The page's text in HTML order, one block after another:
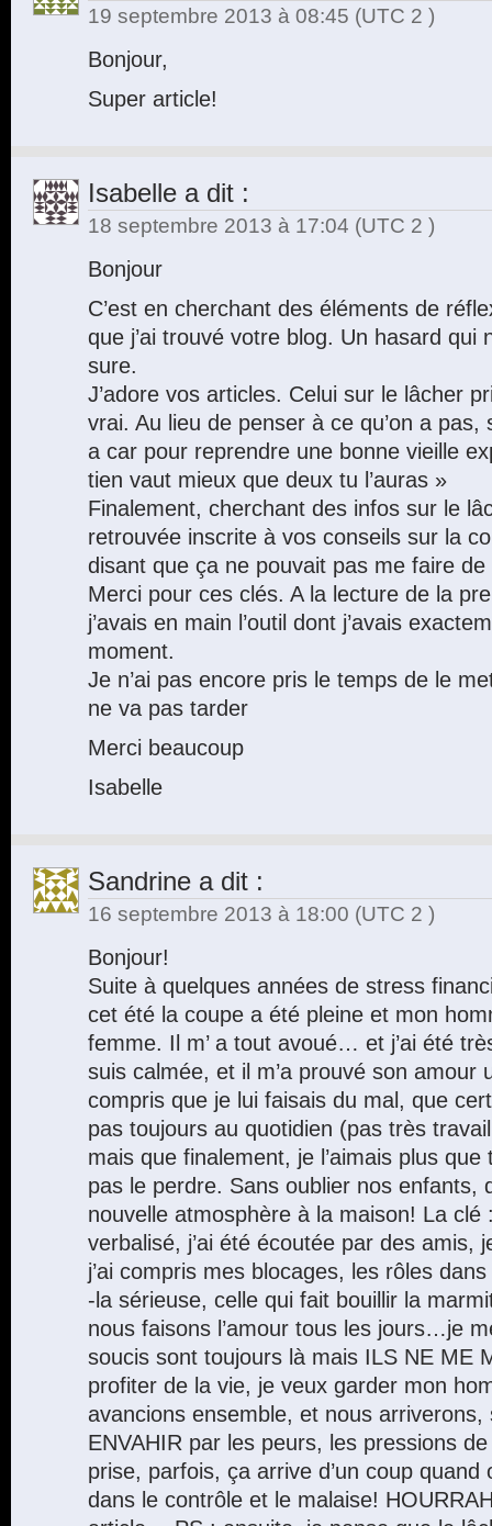
19 septembre 2013 à 08:45 (UTC 2 )
Bonjour,
Super article!
Isabelle a dit :
18 septembre 2013 à 17:04 (UTC 2 )
Bonjour
C’est en cherchant des éléments de
que j’ai trouvé votre blog. Un hasard qui
sure.
J’adore vos articles. Celui sur le lâcher
vrai. Au lieu de penser à ce qu’on a pas,
a car pour reprendre une bonne vieille
tien vaut mieux que deux tu l’auras »
Finalement, cherchant des infos sur le
retrouvée inscrite à vos conseils sur la
disant que ça ne pouvait pas me faire de
Merci pour ces clés. A la lecture de la
j’avais en main l’outil dont j’avais
moment.
Je n’ai pas encore pris le temps de le
ne va pas tarder
Merci beaucoup
Isabelle
Sandrine a dit :
16 septembre 2013 à 18:00 (UTC 2 )
Bonjour!
Suite à quelques années de stress
cet été la coupe a été pleine et mon
femme. Il m’ a tout avoué… et j’ai été
suis calmée, et il m’a prouvé son amour
compris que je lui faisais du mal, que
pas toujours au quotidien (pas très
mais que finalement, je l’aimais plus
pas le perdre. Sans oublier nos enfants,
nouvelle atmosphère à la maison! La clé
verbalisé, j’ai été écoutée par des amis,
j’ai compris mes blocages, les rôles
-la sérieuse, celle qui fait bouillir la
nous faisons l’amour tous les jours…je
soucis sont toujours là mais ILS NE ME
profiter de la vie, je veux garder mon
avancions ensemble, et nous arriverons,
ENVAHIR par les peurs, les pressions
prise, parfois, ça arrive d’un coup
dans le contrôle et le malaise!